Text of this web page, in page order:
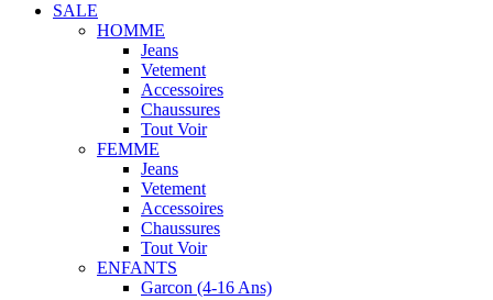
SALE
HOMME
Jeans
Vetement
Accessoires
Chaussures
Tout Voir
FEMME
Jeans
Vetement
Accessoires
Chaussures
Tout Voir
ENFANTS
Garcon (4-16 Ans)